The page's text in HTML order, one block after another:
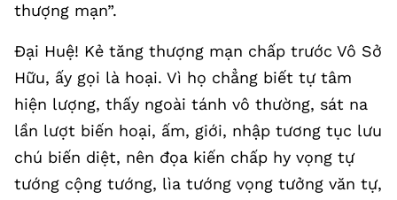
thượng mạn”.
Đại Huệ! Kẻ tăng thượng mạn chấp trước Vô Sở
Hữu, ấy gọi là hoại. Vì họ chẳng biết tự tâm
hiện lượng, thấy ngoài tánh vô thường, sát na
lần lượt biến hoại, ấm, giới, nhập tương tục lưu
chú biến diệt, nên đọa kiến chấp hy vọng tự
tướng cộng tướng, lìa tướng vọng tưởng văn tự,